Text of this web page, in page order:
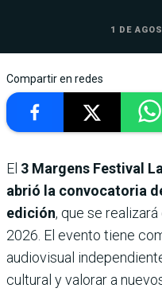
1 DE
Compartir en redes
El 3 Margens Festival
abrió la convocatoria
edición, que se
2026. El evento tiene
audiovisual
cultural y valorar a